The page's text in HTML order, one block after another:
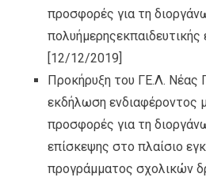
προσφορές για τη
[12/12/2019]
Προκήρυξη του ΓΕ.Λ. Νέας
εκδήλωση ενδιαφέροντος
προσφορές για τη
επίσκεψης στο πλαίσιο
προγράμματος σχολικών